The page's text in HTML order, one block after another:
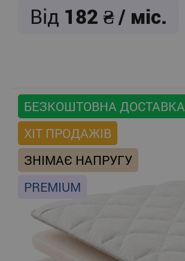
Від 182 / міс.
БЕЗКОШТОВНА ДОСТАВКА
ХІТ ПРОДАЖІВ
ЗНІМАЄ НАПРУГУ
PREMIUM